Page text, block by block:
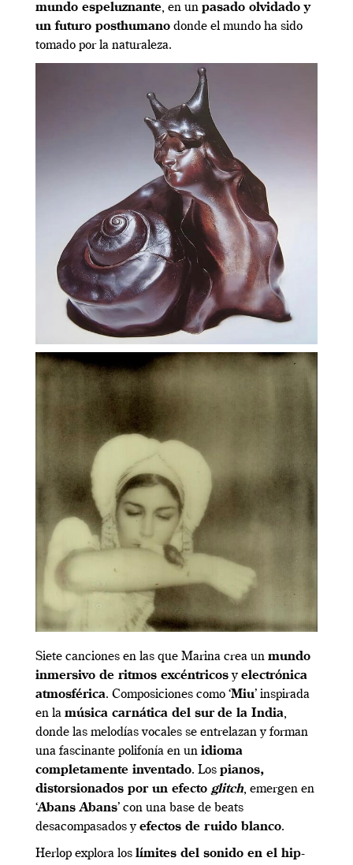
mundo espeluznante, en un pasado olvidado y
un futuro posthumano donde el mundo ha sido
tomado por la naturaleza.
Siete canciones en las que Marina crea un mundo
inmersivo de ritmos excéntricosyelectrónica
atmosférica. Composiciones como ‘Miu’ inspirada
en la música carnática del sur de la India,
donde las melodías vocales se entrelazan y forman
una fascinante polifonía en un idioma
completamente inventado. Los pianos,
distorsionados por un efecto glitch, emergen en
‘Abans Abans’ con una base de beats
desacompasados yefectos de ruido blanco.
Herlop explora los límites del sonido en el hip-